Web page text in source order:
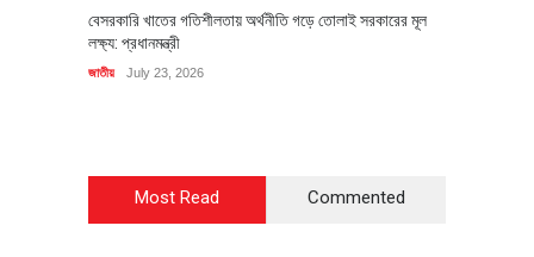
বেসরকারি খাতের গতিশীলতায় অর্থনীতি গড়ে তোলাই সরকারের মূল
লক্ষ্য: প্রধানমন্ত্রী
জাতীয় July 23, 2026
Most Read Commented